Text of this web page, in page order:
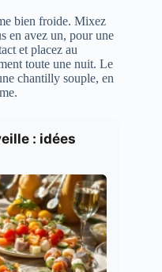
bien froide. Mixez
en avez un, pour une
et placez au
toute une nuit. Le
chantilly souple, en
: idées